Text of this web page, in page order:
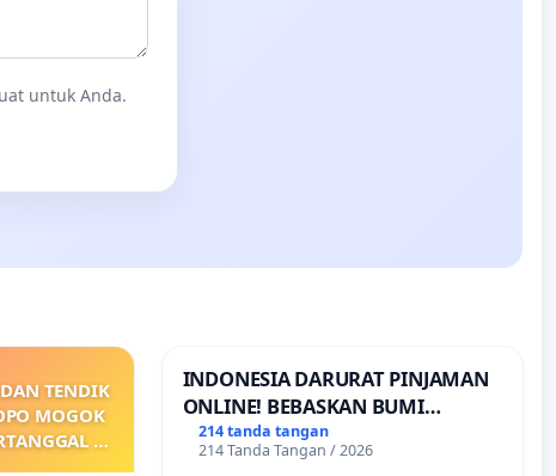
untuk Anda.
TENDIK
MOGOK
9
INDONESIA DARURAT PINJAMAN
ONLINE! BEBASKAN BUMI
PERTIWI DARI TEROR PINJAMAN
ONLINE! TUTUP PINJOL!
214 tanda tangan
214 Tanda Tangan / 2026